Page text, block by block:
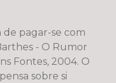
pagar-se com
Fontes, 2004. O
sobre si